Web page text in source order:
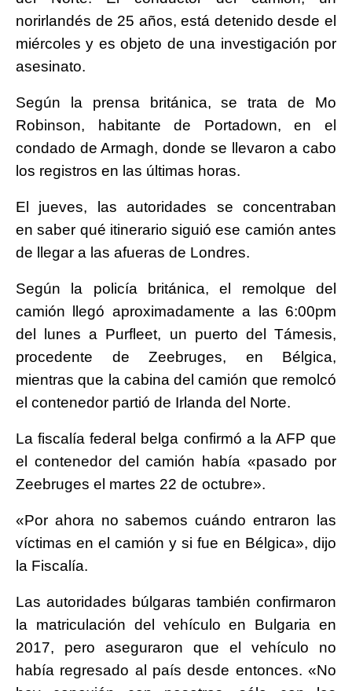
norirlandés de 25 años, está detenido desde el
miércoles y es objeto de una investigación por
asesinato.
Según la prensa británica, se trata de Mo
Robinson, habitante de Portadown, en el
condado de Armagh, donde se llevaron a cabo
los registros en las últimas horas.
El jueves, las autoridades se concentraban
en saber qué itinerario siguió ese camión antes
de llegar a las afueras de Londres.
Según la policía británica, el remolque del
camión llegó aproximadamente a las 6:00pm
del lunes a Purfleet, un puerto del Támesis,
procedente de Zeebruges, en Bélgica,
mientras que la cabina del camión que remolcó
el contenedor partió de Irlanda del Norte.
La fiscalía federal belga confirmó a la AFP que
el contenedor del camión había «pasado por
Zeebruges el martes 22 de octubre».
«Por ahora no sabemos cuándo entraron las
víctimas en el camión y si fue en Bélgica», dijo
la Fiscalía.
Las autoridades búlgaras también confirmaron
la matriculación del vehículo en Bulgaria en
2017, pero aseguraron que el vehículo no
había regresado al país desde entonces. «No